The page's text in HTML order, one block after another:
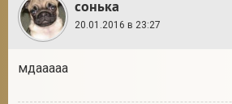
сонька
20.01.2016 в 23:27
мдааааа